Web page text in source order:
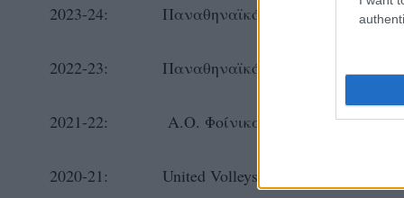
2023-24: Παναθηναϊκός Α.Ο.
2022-23: Παναθηναϊκός Α.Ο.
2021-22: Α.Ο. Φοίνικας ΟΝΕΧ
2020-21: United Volleys Rhein-Main